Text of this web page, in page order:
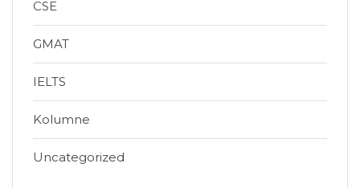
CSE
GMAT
IELTS
Kolumne
Uncategorized